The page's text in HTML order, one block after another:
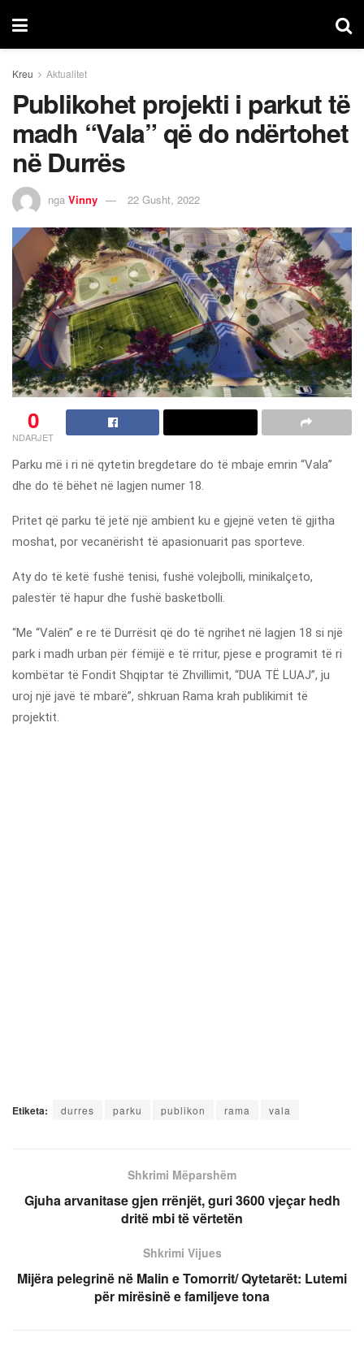
Kreu Aktualitet
Publikohet projekti i parkut të
madh “Vala” që do ndërtohet
në Durrës
nga Vinny 22 Gusht, 2022
0
NDARJET
Parku më i ri në qytetin bregdetare do të mbaje emrin “Vala”
dhe do të bëhet në lagjen numer 18.
Pritet që parku të jetë një ambient ku e gjejnë veten të gjitha
moshat, por vecanërisht të apasionuarit pas sporteve.
Aty do të ketë fushë tenisi, fushë volejbolli, minikalçeto,
palestër të hapur dhe fushë basketbolli.
“Me “Valën” e re të Durrësit që do të ngrihet në lagjen 18 si një
park i madh urban për fëmijë e të rritur, pjese e programit të ri
kombëtar të Fondit Shqiptar të Zhvillimit, “DUA TË LUAJ”, ju
uroj një javë të mbarë”, shkruan Rama krah publikimit të
projektit.
Etiketa: durres parku publikon rama vala
Shkrimi Mëparshëm
Gjuha arvanitase gjen rrënjët, guri 3600 vjeçar hedh
dritë mbi të vërtetën
Shkrimi Vijues
Mijëra pelegrinë në Malin e Tomorrit/ Qytetarët: Lutemi
për mirësinë e familjeve tona